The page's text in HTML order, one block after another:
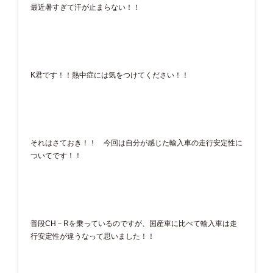
最近暑すぎて汗が止まらない！！
K君です！！熱中症には気をつけてください！！
それはさておき！！ 今回は自分が感じた輸入車の走行安定性に
ついてです！！
普段CH－Rを乗っているのですが、国産車に比べて輸入車は走
行安定性が違うなって思いました！！